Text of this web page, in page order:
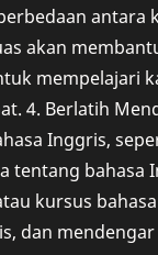
antara
akan
mempelajari
4. Berlatih
Inggris,
tentang bahasa
kursus
dan